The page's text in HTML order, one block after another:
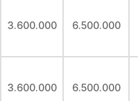
3.600.000 6.500.000
3.600.000 6.500.000